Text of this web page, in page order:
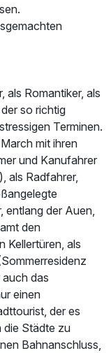
als Romantiker, als
so richtig
Terminen.
mit ihren
und Kanufahrer
als Radfahrer,
entlang der Auen,
den
Kellertüren, als
das
einen
der es
die Städte zu
Bahnanschluss,